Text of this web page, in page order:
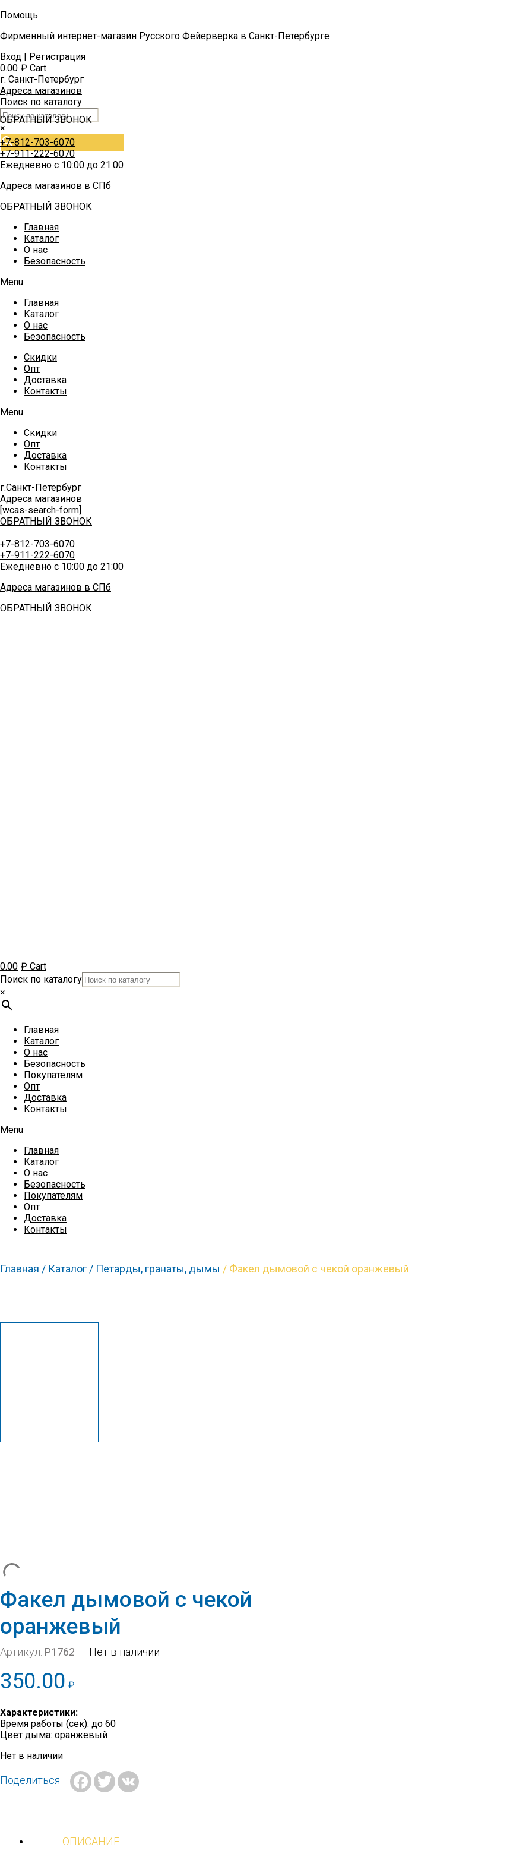
Помощь
Фирменный интернет-магазин Русского Фейерверка в Санкт-Петербурге
Вход | Регистрация
0.00 ₽ Cart
г. Санкт-Петербург
Адреса магазинов
Поиск по каталогу
×
ОБРАТНЫЙ ЗВОНОК
+7-812-703-6070
+7-911-222-6070
Ежедневно с 10:00 до 21:00
Адреса магазинов в СПб
ОБРАТНЫЙ ЗВОНОК
Главная
Каталог
О нас
Безопасность
Menu
Главная
Каталог
О нас
Безопасность
Скидки
Опт
Доставка
Контакты
Menu
Скидки
Опт
Доставка
Контакты
г.Санкт-Петербург
Адреса магазинов
[wcas-search-form]
ОБРАТНЫЙ ЗВОНОК
+7-812-703-6070
+7-911-222-6070
Ежедневно с 10:00 до 21:00
Адреса магазинов в СПб
ОБРАТНЫЙ ЗВОНОК
0.00 ₽ Cart
Поиск по каталогу
×
Главная
Каталог
О нас
Безопасность
Покупателям
Опт
Доставка
Контакты
Menu
Главная
Каталог
О нас
Безопасность
Покупателям
Опт
Доставка
Контакты
Главная / Каталог / Петарды, гранаты, дымы / Факел дымовой с чекой оранжевый
Факел дымовой с чекой
оранжевый
Артикул: Р1762 Нет в наличии
350.00 ₽
Характеристики:
Время работы (сек): до 60
Цвет дыма: оранжевый
Нет в наличии
Поделиться Facebook
Twitter
ОПИСАНИЕ